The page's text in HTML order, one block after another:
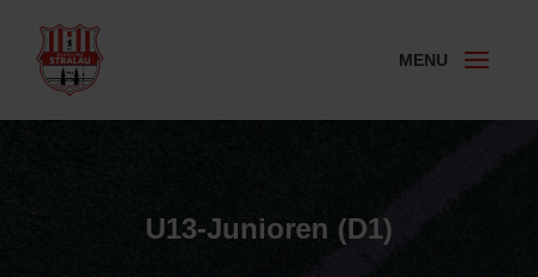
U13-Junioren (D1)